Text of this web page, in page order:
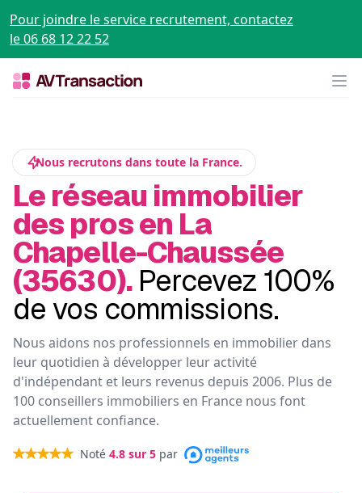
Pour joindre le service recrutement, contactez
le 06 68 12 22 52
Nous recrutons dans toute la France.
Le réseau immobilier
des pros en La
Chapelle-Chaussée
(35630). Percevez 100%
de vos commissions.
Nous aidons nos professionnels en immobilier dans
leur quotidien à développer leur activité
d'indépendant et leurs revenus depuis 2006. Plus de
100 conseillers immobiliers en France nous font
actuellement confiance.
Noté 4.8 sur 5 par